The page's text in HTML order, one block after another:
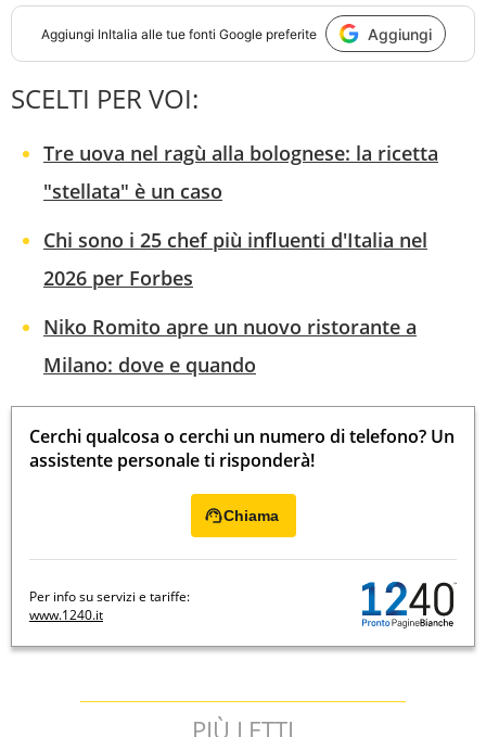
Aggiungi InItalia alle tue fonti Google preferite Aggiungi
SCELTI PER VOI:
Tre uova nel ragù alla bolognese: la ricetta
"stellata" è un caso
Chi sono i 25 chef più influenti d'Italia nel
2026 per Forbes
Niko Romito apre un nuovo ristorante a
Milano: dove e quando
Cerchi qualcosa o cerchi un numero di telefono? Un
assistente personale ti risponderà!
Chiama
Per info su servizi e tariffe:
www.1240.it
PIÙ LETTI